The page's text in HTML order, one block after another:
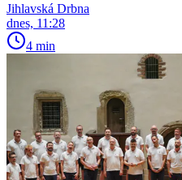
Jihlavská Drbna
dnes, 11:28
4 min